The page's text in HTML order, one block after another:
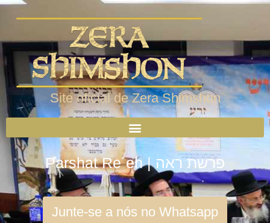
Site oficial de Zera Shimshon
Parshat Re´eh | פרשת ראה
Junte-se a nós no Whatsapp